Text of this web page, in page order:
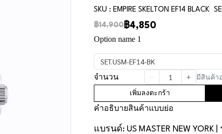
SKU : EMPIRE SKELTON EF14 BLACK
฿14,900 ฿4,850
Option name 1
SET.USM-EF14-BK
จำนวน มีสินค้า
เพิ่มลงตะกร้า
คำอธิบายสินค้าแบบย่อ
แบรนด์: US MASTER NEW YORK